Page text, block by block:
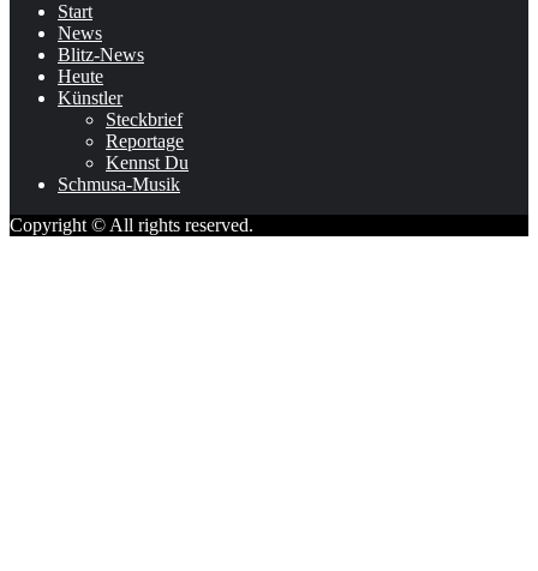
Start
News
Blitz-News
Heute
Künstler
Steckbrief
Reportage
Kennst Du
Schmusa-Musik
Copyright © All rights reserved.